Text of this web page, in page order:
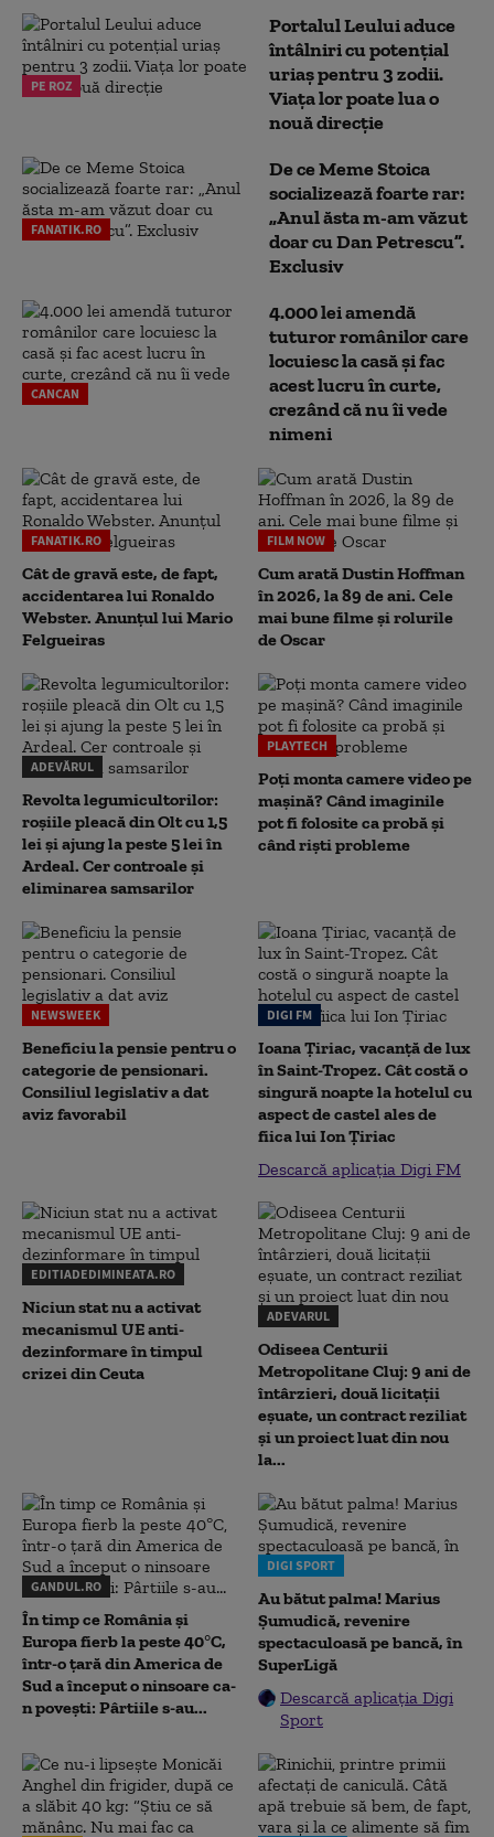
PE ROZ
Portalul Leului aduce
întâlniri cu potențial
uriaș pentru 3 zodii.
Viața lor poate lua o
nouă direcție
FANATIK.RO
De ce Meme Stoica
socializează foarte rar:
„Anul ăsta m-am văzut
doar cu Dan Petrescu”.
Exclusiv
CANCAN
4.000 lei amendă
tuturor românilor care
locuiesc la casă și fac
acest lucru în curte,
crezând că nu îi vede
nimeni
FANATIK.RO
Cât de gravă este, de fapt,
accidentarea lui Ronaldo
Webster. Anunțul lui Mario
Felgueiras
FILM NOW
Cum arată Dustin Hoffman
în 2026, la 89 de ani. Cele
mai bune filme și rolurile
de Oscar
ADEVĂRUL
Revolta legumicultorilor:
roșiile pleacă din Olt cu 1,5
lei și ajung la peste 5 lei în
Ardeal. Cer controale și
eliminarea samsarilor
PLAYTECH
Poți monta camere video pe
mașină? Când imaginile
pot fi folosite ca probă și
când riști probleme
NEWSWEEK
Beneficiu la pensie pentru o
categorie de pensionari.
Consiliul legislativ a dat
aviz favorabil
DIGI FM
Ioana Țiriac, vacanță de lux
în Saint-Tropez. Cât costă o
singură noapte la hotelul cu
aspect de castel ales de
fiica lui Ion Țiriac
Descarcă aplicația Digi FM
EDITIADEDIMINEATA.RO
Niciun stat nu a activat
mecanismul UE anti-
dezinformare în timpul
crizei din Ceuta
ADEVARUL
Odiseea Centurii
Metropolitane Cluj: 9 ani de
întârzieri, două licitații
eșuate, un contract reziliat
și un proiect luat din nou
la...
GANDUL.RO
În timp ce România și
Europa fierb la peste 40°C,
într-o țară din America de
Sud a început o ninsoare ca-
n povești: Pârtiile s-au...
DIGI SPORT
Au bătut palma! Marius
Șumudică, revenire
spectaculoasă pe bancă, în
SuperLigă
Descarcă aplicația Digi
Sport